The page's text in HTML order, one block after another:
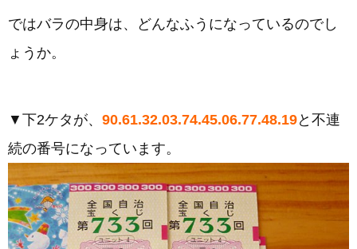
ではバラの中身は、どんなふうになっているのでし
ょうか。
▼下2ケタが、 90.61.32.03.74.45.06.77.48.19と不連
続の番号になっています。